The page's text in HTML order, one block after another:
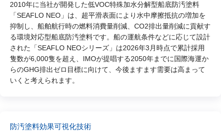
2010年に当社が開発した低VOC特殊加水分解型船底防汚塗料
「SEAFLO NEO」は、超平滑表面により水中摩擦抵抗の増加を
抑制し、船舶航行時の燃料消費量削減、CO2排出量削減に貢献す
る環境対応型船底防汚塗料です。船の運航条件などに応じて設計
された「SEAFLO NEOシリーズ」は2026年3月時点で累計採用
隻数が6,000隻を超え、IMOが提唱する2050年までに国際海運か
らのGHG排出ゼロ目標に向けて、今後ますます需要は高まって
いくと考えられます。
防汚塗料効果可視化技術